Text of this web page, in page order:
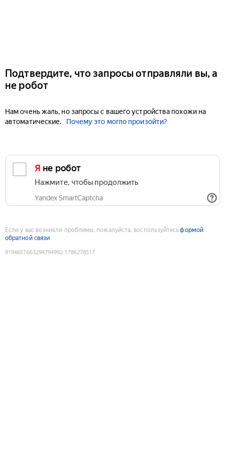
Подтвердите, что запросы отправляли вы, а
не робот
Нам очень жаль, но запросы с вашего устройства похожи на
автоматические.
Почему это могло произойти?
Я не робот
Нажмите, чтобы продолжить
Yandex SmartCaptcha
Если у вас возникли проблемы, пожалуйста, воспользуйтесьформой
обратной связи
9194657663294794992:1786278517